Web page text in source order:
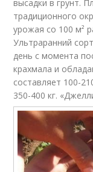
высадки в грунт.
традиционного
урожая со 100 м²
Ультраранний
день с момента
крахмала и
составляет 100-
350-400 кг.